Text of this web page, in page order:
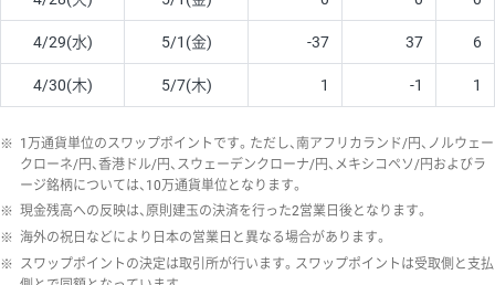
4/29(水) 5/1(金) -37 37 6
4/30(木) 5/7(木) 1 -1 1
※ 1万通貨単位のスワップポイントです。ただし、南アフリカランド/円、ノルウェー
クローネ/円、香港ドル/円、スウェーデンクローナ/円、メキシコペソ/円およびラ
ージ銘柄については、10万通貨単位となります。
※ 現金残高への反映は、原則建玉の決済を行った2営業日後となります。
※ 海外の祝日などにより日本の営業日と異なる場合があります。
※ スワップポイントの決定は取引所が行います。スワップポイントは受取側と支払